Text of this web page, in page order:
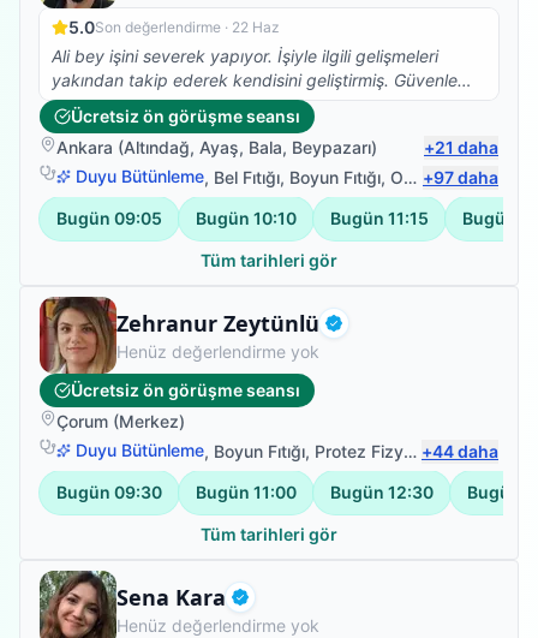
5.0Son değerlendirme · 22 Haz
Ali bey işini severek yapıyor. İşiyle ilgili gelişmeleri
yakından takip ederek kendisini geliştirmiş. Güvenle
tedavi olabilirsiniz. Ben memnun kaldım.
Ücretsiz ön görüşme seansı
Ankara (Altındağ, Ayaş, Bala, Beypazarı) +21 daha
Duyu Bütünleme, Bel Fıtığı, Boyun Fıtığı, Omuz Bağ Yaralanması +97daha
Bugün 09:05 Bugün 10:10 Bugün 11:15 Bugün
Tüm tarihleri gör
Zehranur Zeytünlü Doğrulanmış
Fizyoterapist
Henüz değerlendirme yok
Ücretsiz ön görüşme seansı
Çorum (Merkez)
Duyu Bütünleme, Boyun Fıtığı, Protez Fizyoterapisi ,Sırt
+44daha
Bugün 09:30 Bugün 11:00 Bugün 12:30 Bugün
Tüm tarihleri gör
Sena Kara Doğrulanmış
Fizyoterapist
Henüz değerlendirme yok